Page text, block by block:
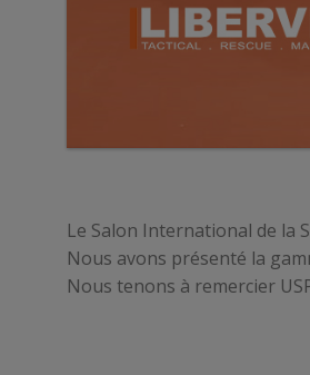
Le Salon International de la
Nous avons présenté la
Nous tenons à remercier